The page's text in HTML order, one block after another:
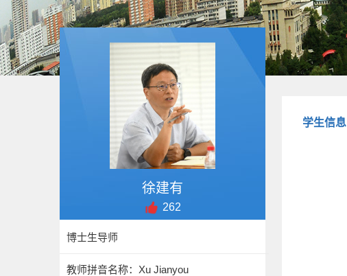
徐建有
262
博士生导师
教师拼音名称：Xu Jianyou
学生信息